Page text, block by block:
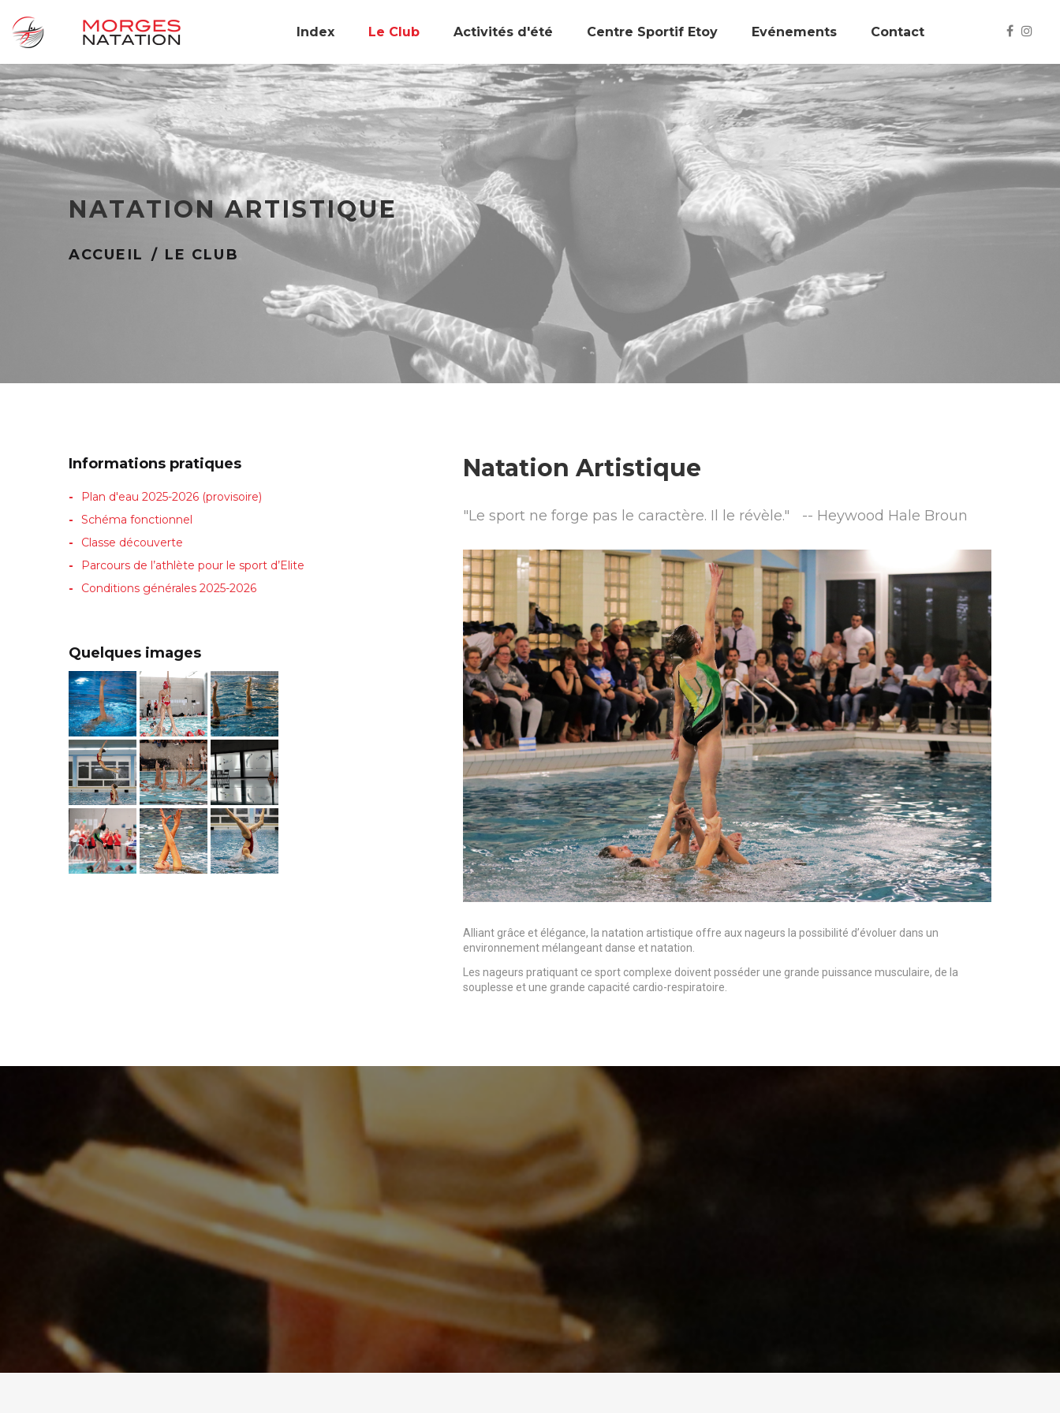
Index Le Club Activités d'été Centre Sportif Etoy Evénements Contact
NATATION ARTISTIQUE
ACCUEIL LE CLUB
Natation Artistique
"Le sport ne forge pas le caractère. Il le révèle." -- Heywood Hale Broun
Alliant grâce et élégance, la natation artistique offre aux nageurs la possibilité d’évoluer dans un
environnement mélangeant danse et natation.
Les nageurs pratiquant ce sport complexe doivent posséder une grande puissance musculaire, de la
souplesse et une grande capacité cardio-respiratoire.
Informations pratiques
Plan d'eau 2025-2026 (provisoire)
Schéma fonctionnel
Classe découverte
Parcours de l’athlète pour le sport d’Elite
Conditions générales 2025-2026
Quelques images